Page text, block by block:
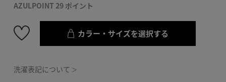
AZULPOINT 29 ポイント
カラー・サイズを選択する
洗濯表記について ＞